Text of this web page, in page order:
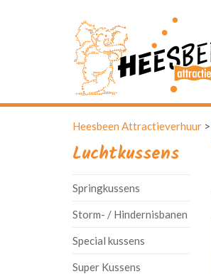
Heesbeen Attractieverhuur >
Luchtkussens
Springkussens
Storm- / Hindernisbanen
Special kussens
Super Kussens